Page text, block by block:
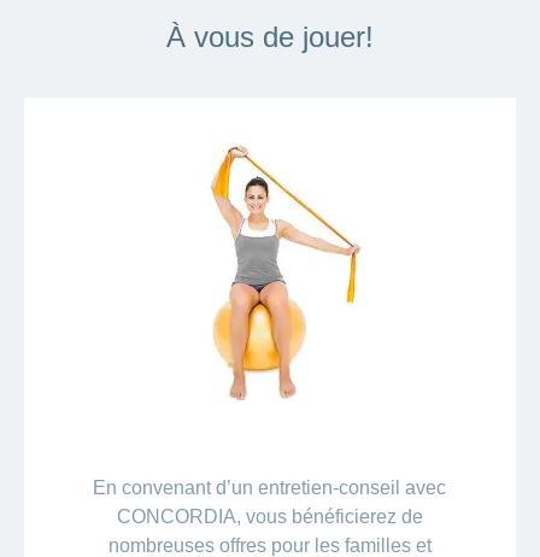
À vous de jouer!
En convenant d’un entretien-conseil avec
CONCORDIA, vous bénéficierez de
nombreuses offres pour les familles et